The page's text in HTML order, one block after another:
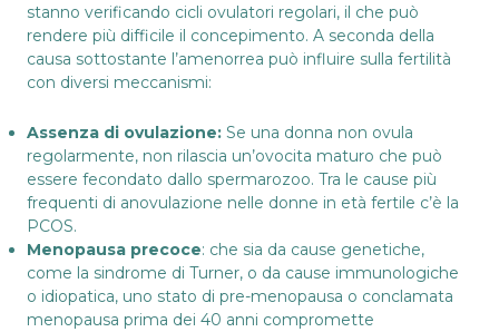
stanno verificando cicli ovulatori regolari, il che può
rendere più difficile il concepimento. A seconda della
causa sottostante l’amenorrea può influire sulla fertilità
con diversi meccanismi:
Assenza di ovulazione: Se una donna non ovula
regolarmente, non rilascia un’ovocita maturo che può
essere fecondato dallo spermarozoo. Tra le cause più
frequenti di anovulazione nelle donne in età fertile c’è la
PCOS.
Menopausa precoce: che sia da cause genetiche,
come la sindrome di Turner, o da cause immunologiche
o idiopatica, uno stato di pre-menopausa o conclamata
menopausa prima dei 40 anni compromette